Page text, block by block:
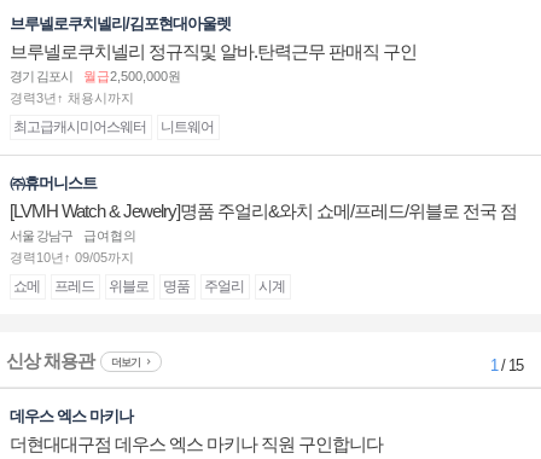
브루넬로쿠치넬리/김포현대아울렛
브루넬로쿠치넬리 정규직및 알바.탄력근무 판매직 구인
경기 김포시 월급2,500,000원
경력3년↑ 채용시까지
최고급캐시미어스웨터 니트웨어
㈜휴머니스트
[LVMH Watch & Jewelry]명품 주얼리&와치 쇼메/프레드/위블로 전국 점
장/부점장/판매사원 채용
서울 강남구
급여협의
경력10년↑ 09/05까지
쇼메 프레드 위블로 명품 주얼리 시계
신상 채용관 더보기 1/ 15
데우스 엑스 마키나
더현대대구점 데우스 엑스 마키나 직원 구인합니다